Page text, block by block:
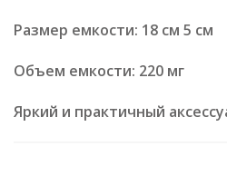
Размер емкости: 18 см 5 см
Объем емкости: 220 мг
Яркий и практичный